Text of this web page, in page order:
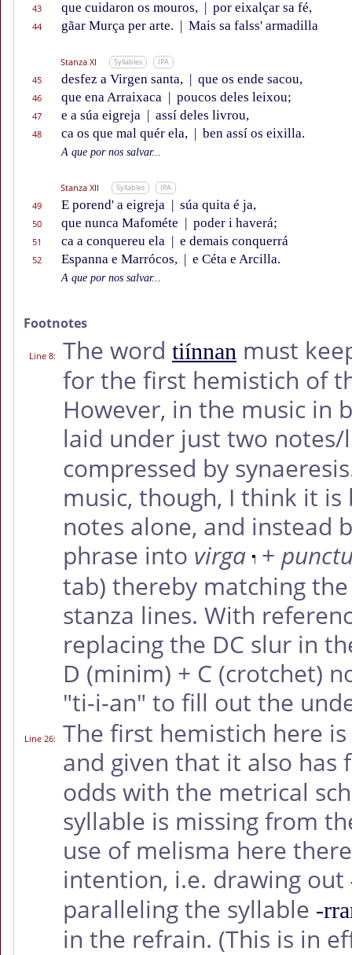
43 que cuidaron os mouros, | por eixalçar sa fé,
44 gãar Murça per arte. | Mais sa falss' armadilla
Stanza XI Syllables IPA
45 desfez a Virgen santa, | que os ende sacou,
46 que ena Arraixaca | poucos deles leixou;
47 e a súa eigreja | assí deles livrou,
48 ca os que mal quér ela, | ben assí os eixilla.
A que por nos salvar...
Stanza XII Syllables IPA
49 E porend' a eigreja | súa quita é ja,
50 que nunca Mafométe | poder i haverá;
51 ca a conquereu ela | e demais conquerrá
52 Espanna e Marrócos, | e Céta e Arcilla.
A que por nos salvar...
Footnotes
Line 8: The word tiínnan must
for the first hemistich of
However, in the music in
laid under just two
compressed by
music, though, I think it
notes alone, and instead
phrase into virga +
tab) thereby matching
stanza lines. With
replacing the DC slur in
D (minim) + C (crotchet)
"ti-i-an" to fill out the
Line 26:
The first hemistich here
and given that it also has
odds with the metrical
syllable is missing from
use of melisma here
intention, i.e. drawing out
paralleling the syllable -
in the refrain. (This is in